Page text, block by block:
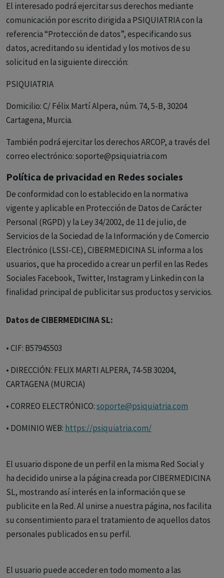
El interesado podrá ejercitar sus derechos mediante
comunicación por escrito dirigida a PSIQUIATRIA con la
referencia “Protección de datos”, especificando sus
datos, acreditando su identidad y los motivos de su
solicitud en la siguiente dirección:
PSIQUIATRIA
Domicilio: C/ Félix Martí Alpera, núm. 74, 5-B, 30204
Cartagena, Murcia.
También podrá ejercitar los derechos ARCOP, a través del
correo electrónico: soporte@psiquiatria.com
Política de privacidad en Redes sociales
De conformidad con lo establecido en la normativa
vigente y aplicable en Protección de Datos de Carácter
Personal (RGPD) y la Ley 34/2002, de 11 de julio, de
Servicios de la Sociedad de la Información y de Comercio
Electrónico (LSSI-CE), CIBERMEDICINA SL informa a los
usuarios, que ha procedido a crear un perfil en las Redes
Sociales Facebook, Twitter, Instagram y Linkedin con la
finalidad principal de publicitar sus productos y servicios.
Datos de CIBERMEDICINA SL:
• CIF: B57945503
• DIRECCIÓN: FELIX MARTI ALPERA, 74-5B 30204,
CARTAGENA (MURCIA)
• CORREO ELECTRÓNICO:soporte@psiquiatria.com
• DOMINIO WEB: https://psiquiatria.com/
El usuario dispone de un perfil en la misma Red Social y
ha decidido unirse a la página creada por CIBERMEDICINA
SL, mostrando así interés en la información que se
publicite en la Red. Al unirse a nuestra página, nos facilita
su consentimiento para el tratamiento de aquellos datos
personales publicados en su perfil.
El usuario puede acceder en todo momento a las